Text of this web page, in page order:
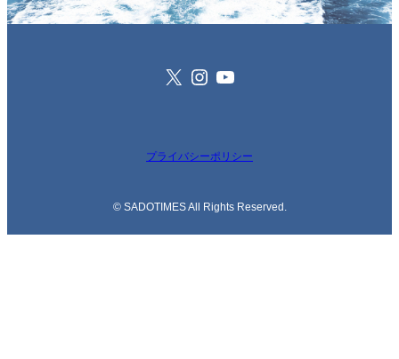
X Instagram
YouTube
プライバシーポリシー
© SADOTIMES All Rights Reserved.